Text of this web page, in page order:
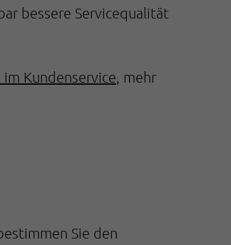
bessere Servicequalität
Kundenservice , mehr
Sie den